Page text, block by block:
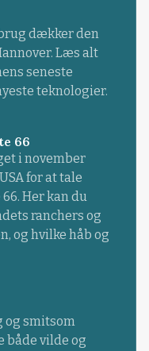
dækker den
Læs alt
seneste
teknologier.
66
i november
for at tale
Her kan du
ranchers og
og hvilke håb og
og smitsom
både vilde og